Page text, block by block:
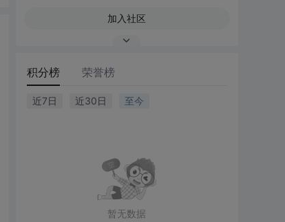
加入社区
积分榜 荣誉榜
近7日 近30日 至今
暂无数据